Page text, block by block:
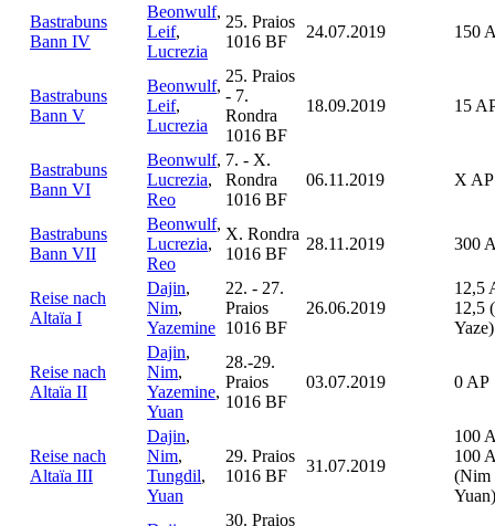
Bastrabuns
Bann IV
Beonwulf,
Leif,
Lucrezia
25. Praios
1016 BF
24.07.2019 150
Bastrabuns
Bann V
Beonwulf,
Leif,
Lucrezia
25. Praios
- 7.
Rondra
1016 BF
18.09.2019 15
Bastrabuns
Bann VI
Beonwulf,
Lucrezia,
Reo
7. - X.
Rondra
1016 BF
06.11.2019 X AP
Bastrabuns
Bann VII
Beonwulf,
Lucrezia,
Reo
X. Rondra
1016 BF
28.11.2019 300
Reise nach
Altaïa I
Dajin,
Nim,
Yazemine
22. - 27.
Praios
1016 BF
26.06.2019
12,5
12,5
Yaze)
Reise nach
Altaïa II
Dajin,
Nim,
Yazemine,
Yuan
28.-29.
Praios
1016 BF
03.07.2019 0 AP
Reise nach
Altaïa III
Dajin,
Nim,
Tungdil,
Yuan
29. Praios
1016 BF
31.07.2019
100
100
(Nim
Yuan)
30. Praios